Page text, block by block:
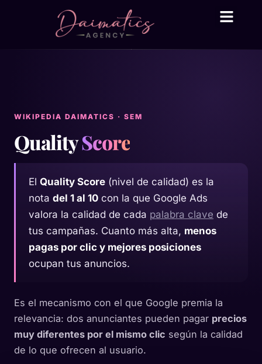
WIKIPEDIA DAIMATICS · SEM
QualityScore
El Quality Score (nivel de calidad) es la
nota del 1 al 10 con la que Google Ads
valora la calidad de cada palabra clave de
tus campañas. Cuanto más alta, menos
pagas por clic y mejores posiciones
ocupan tus anuncios.
Es el mecanismo con el que Google premia la
relevancia: dos anunciantes pueden pagar precios
muy diferentes por el mismo clic según la calidad
de lo que ofrecen al usuario.
Daima Business AI
● En línea